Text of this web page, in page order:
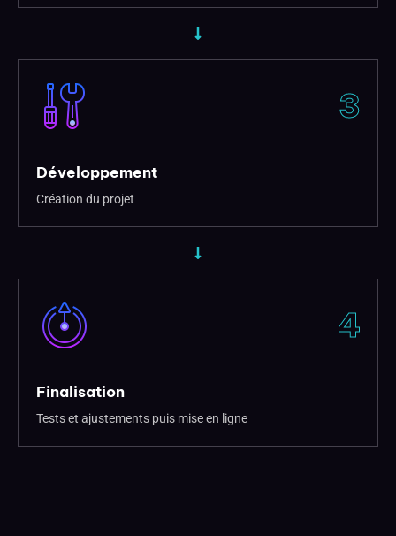
3
Développement
Création du projet
4
Finalisation
Tests et ajustements puis mise en ligne